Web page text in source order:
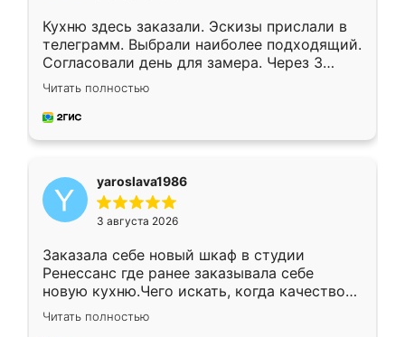
Кухню здесь заказали. Эскизы прислали в
телеграмм. Выбрали наиболее подходящий.
Согласовали день для замера. Через 3
недели кухня была уже готова. Остались
довольны работой. Спасибо Ренессанс
мебель за качественную работу!
Читать полностью
yaroslava1986
3 августа 2026
Заказала себе новый шкаф в студии
Ренессанс где ранее заказывала себе
новую кухню.Чего искать, когда качеством
вполне довольна. Служит кухня уже почти
два года, нареканий нет.
Читать полностью